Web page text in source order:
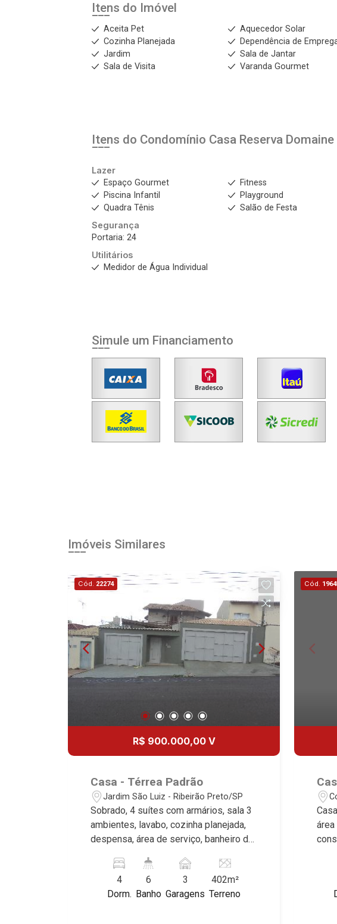
Itens do Imóvel
Aceita Pet Aquecedor Solar
Cozinha Planejada
Dependência de
Jardim
Sala de Jantar
Sala de Visita
Varanda Gourmet
Itens do Condomínio Casa Reserva
Lazer
Espaço Gourmet
Fitness
Piscina Infantil
Playground
Quadra Tênis
Salão de Festa
Segurança
Portaria: 24
Utilitários
Medidor de Água Individual
Simule um Financiamento
Imóveis Similares
Cód. 22274
R$ 900.000,00 V
Casa - Térrea Padrão
Jardim São Luiz - Ribeirão Preto/SP
Sobrado, 4 suítes com armários, sala 3
ambientes, lavabo, cozinha planejada,
despensa, área de serviço, banheiro de
churrasqueira, fogão a lenha, piscina e
sauna, quintal, aquecedor solar, portão
eletrônico, cerca elétrica, câmeras de
4
Dorm.
6
Banho
3
Garagens
402m²
Terreno
Cód.